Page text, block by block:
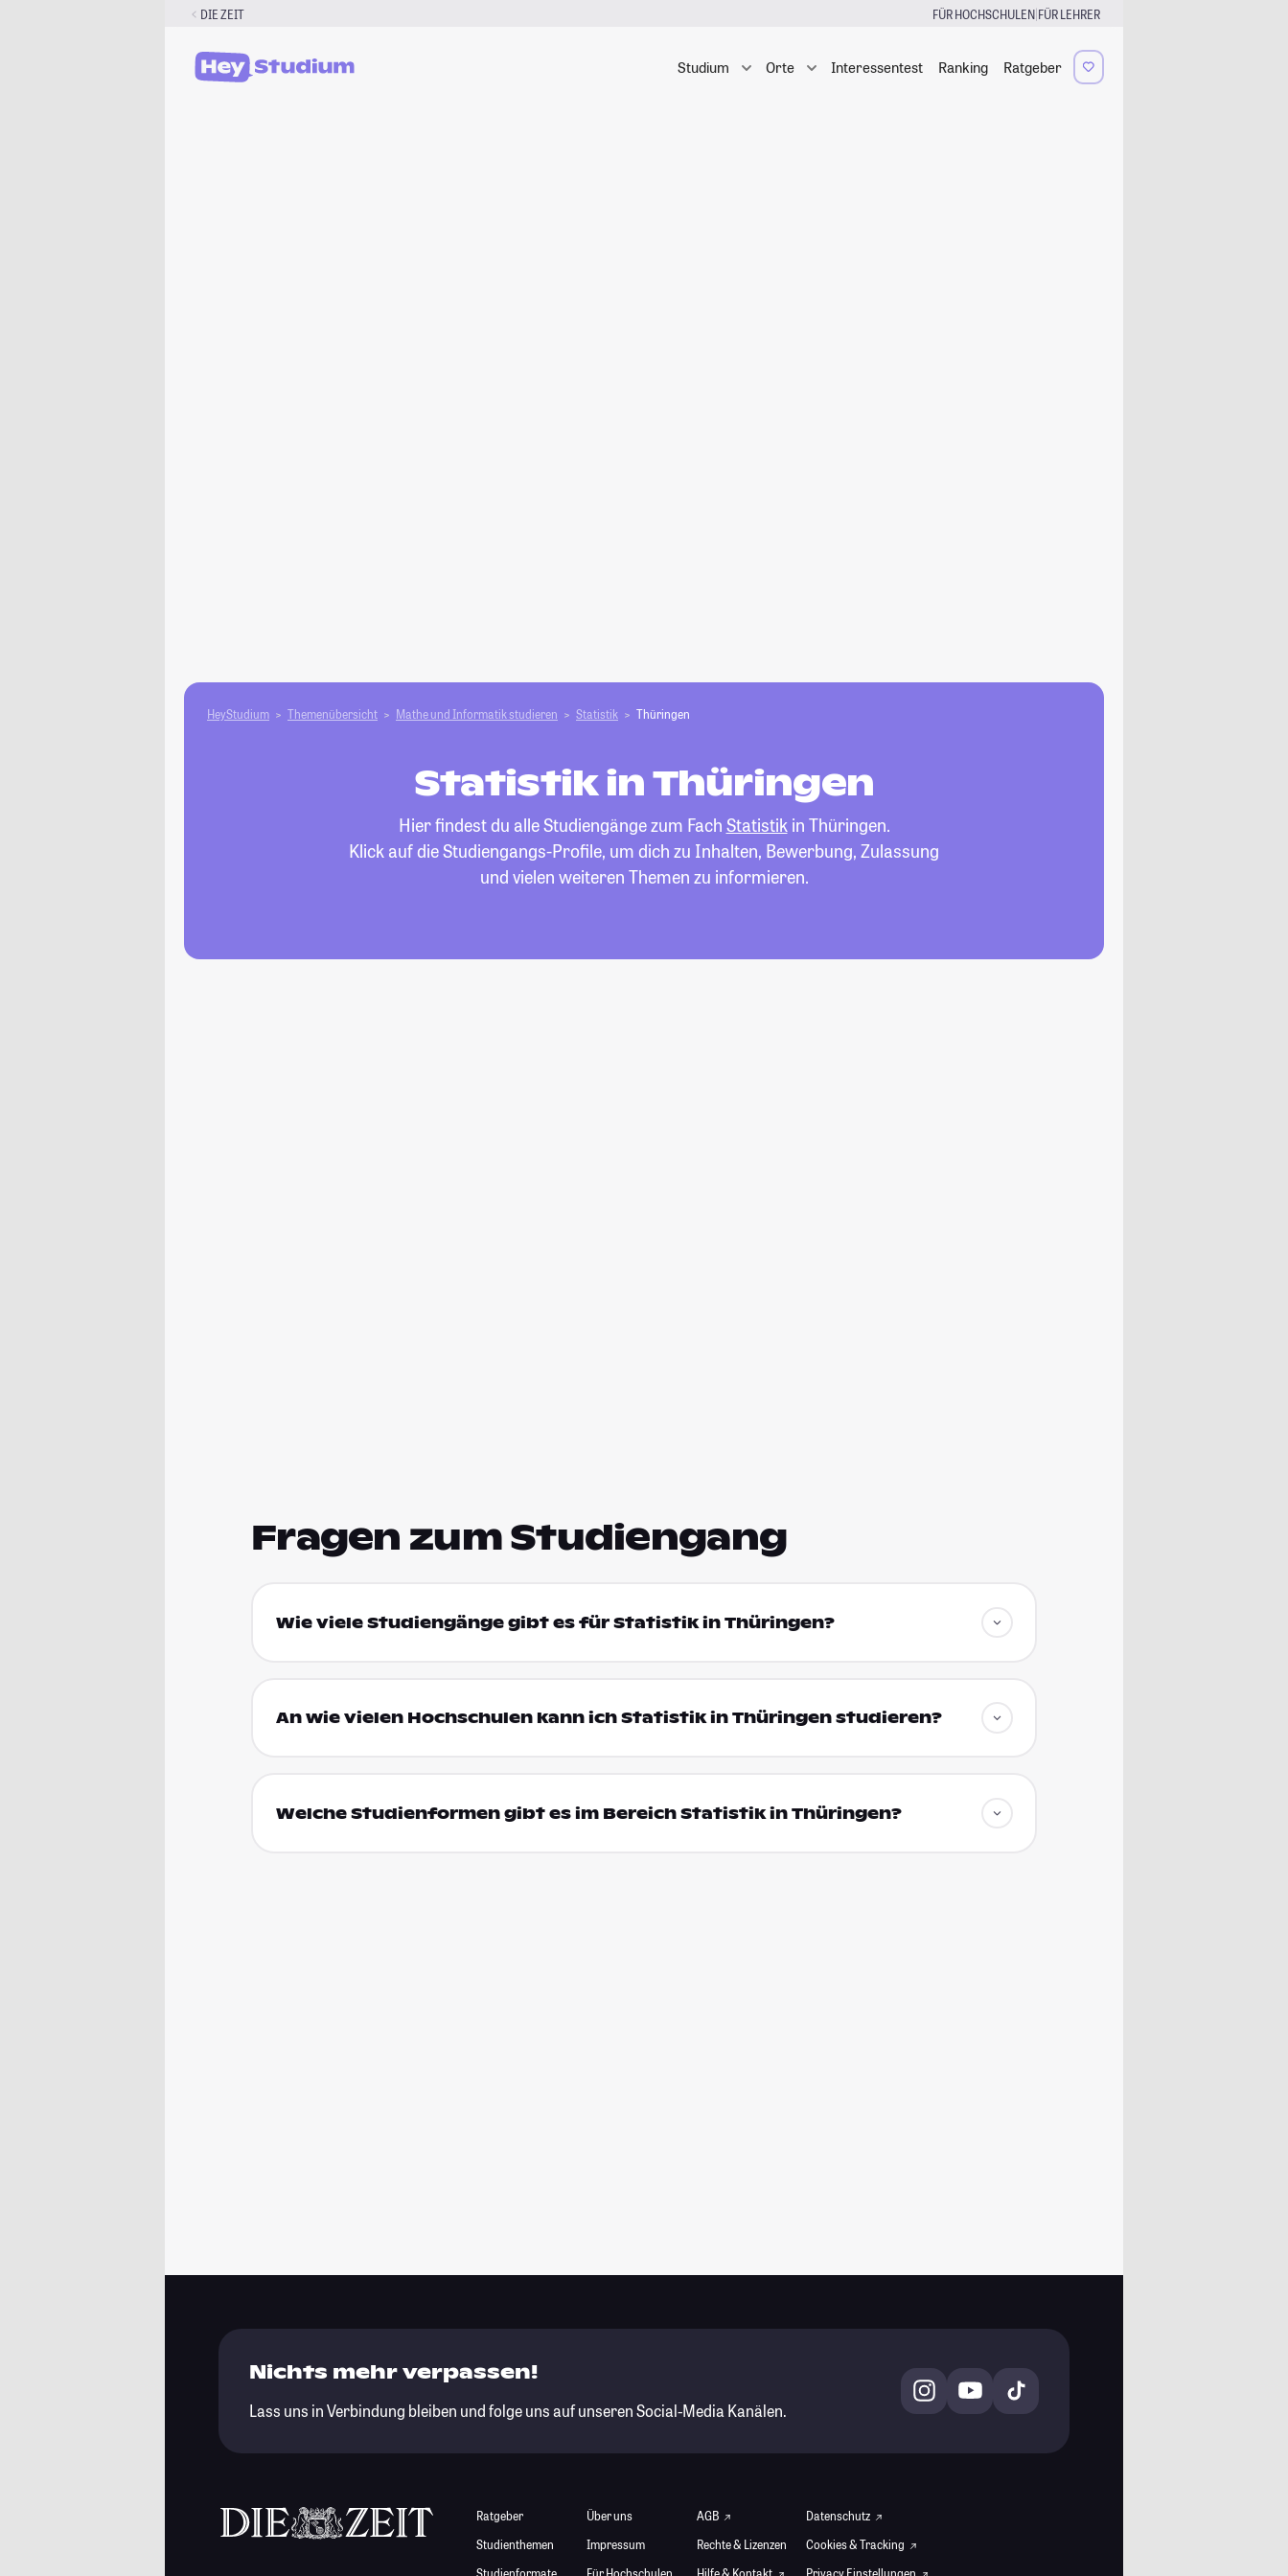
DIE ZEIT FÜR HOCHSCHULEN|FÜR LEHRER
Studium Orte Interessentest Ranking Ratgeber
HeyStudium Themenübersicht Mathe und Informatik studieren Statistik Thüringen
Statistik in Thüringen
Hier findest du alle Studiengänge zum Fach Statistikin Thüringen.
Klick auf die Studiengangs-Profile, um dich zu Inhalten, Bewerbung, Zulassung
und vielen weiteren Themen zu informieren.
Fragen zum Studiengang
Wie viele Studiengänge gibt es für Statistik in Thüringen?
An wie vielen Hochschulen kann ich Statistik in Thüringen studieren?
Welche Studienformen gibt es im Bereich Statistik in Thüringen?
Nichts mehr verpassen!
Lass uns in Verbindung bleiben und folge uns auf unseren Social-Media Kanälen.
Ratgeber
Studienthemen
Studienformate
Über uns
Impressum
Für Hochschulen
AGB
Rechte & Lizenzen
Hilfe & Kontakt
Datenschutz
Cookies & Tracking
Privacy Einstellungen